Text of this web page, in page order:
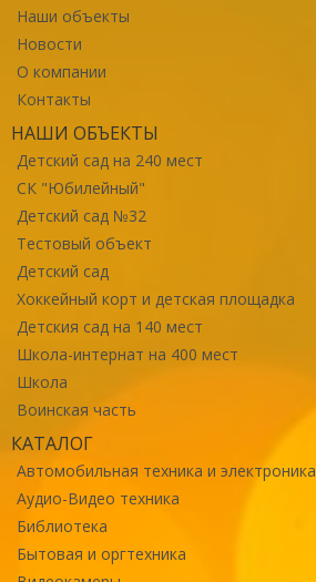
Наши объекты
Новости
О компании
Контакты
НАШИ ОБЪЕКТЫ
Детский сад на 240 мест
СК "Юбилейный"
Детский сад №32
Тестовый объект
Детский сад
Хоккейный корт и детская площадка
Детския сад на 140 мест
Школа-интернат на 400 мест
Школа
Воинская часть
КАТАЛОГ
Автомобильная техника и электроника
Аудио-Видео техника
Библиотека
Бытовая и оргтехника